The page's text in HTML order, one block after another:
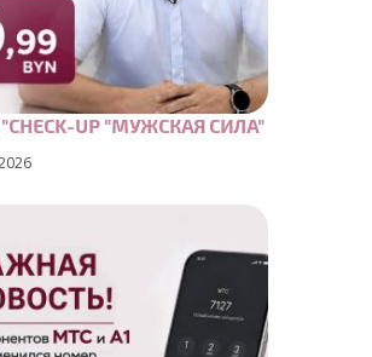
UP "МУЖСКАЯ СИЛА"